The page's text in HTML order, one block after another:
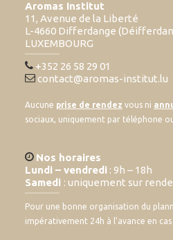
Aromas Institut
11, Avenue de la Liberté
L-4660 Differdange
LUXEMBOURG
+352 26 58 29 01
contact@aromas-institut.lu
Aucune prise de rendez vous ni
sociaux, uniquement par téléphone
Nos horaires
Lundi – vendredi : 9h – 18h
Samedi : uniquement sur
Pour une bonne organisation du
impérativement 24h à l’avance en